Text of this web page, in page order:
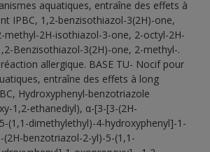
aquatiques, entraîne des effets à
IPBC, 1,2-benzisothiazol-3(2H)-one,
methyl-2H-isothiazol-3-one, 2-octyl-2H-
Benzisothiazol-3(2H)-one, 2-methyl-.
allergique. BASE TU- Nocif pour
entraîne des effets à long
Hydroxyphenyl-benzotriazole
1,2-ethanediyl), α-[3-[3-(2H-
(1,1-dimethylethyl)-4-hydroxyphenyl]-1-
benzotriazol-2-yl)-5-(1,1-